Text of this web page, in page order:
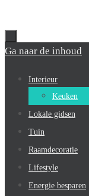
Ga naar de inhoud
Interieur
Keuken
Lokale gidsen
Tuin
Raamdecoratie
Lifestyle
Energie besparen